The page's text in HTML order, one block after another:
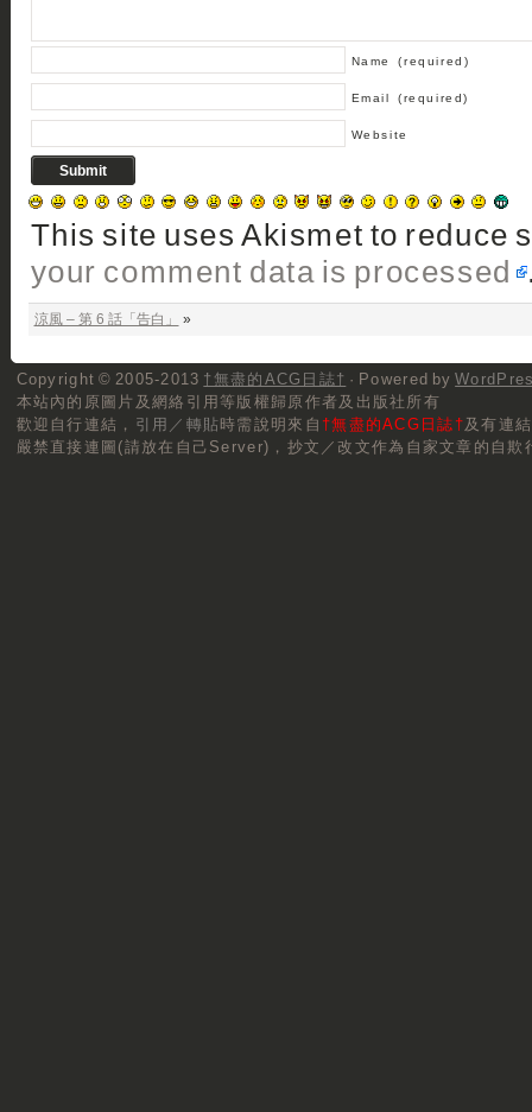
Name (required)
Email (required)
Website
This site uses Akismet to reduce
your comment data is processed
涼風 – 第 6 話「告白」 »
Copyright © 2005-2013 †無盡的ACG日誌† · Powered by
本站內的原圖片及網絡引用等版權歸原作者及出版社所有
歡迎自行連結， 引用／轉貼時需說明來自 †無盡的ACG日誌†及有連
嚴禁直接連圖(請放在自己Server)，抄文／改文作為自家文章的自欺